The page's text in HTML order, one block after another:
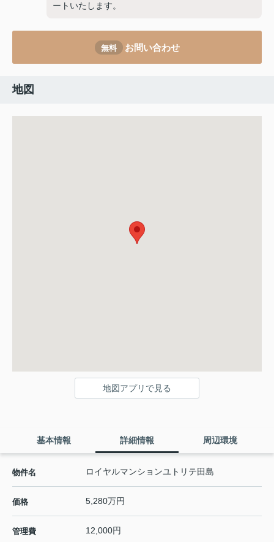
ートいたします。
無料 お問い合わせ
地図
地図アプリで見る
基本情報 詳細情報 周辺環境
物件名 ロイヤルマンションユトリテ田島
価格 5,280万円
管理費 12,000円